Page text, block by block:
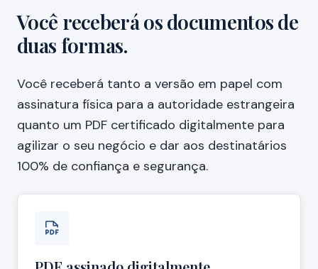
Você receberá os documentos de
duas formas.
Você receberá tanto a versão em papel com
assinatura física para a autoridade estrangeira
quanto um PDF certificado digitalmente para
agilizar o seu negócio e dar aos destinatários
100% de confiança e segurança.